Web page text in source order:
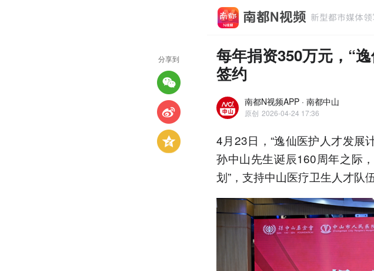
每年捐资350万元，“
签约
南都N视频APP · 南都中山
原创 2026-04-24 17:36
4月23日，“逸仙医护人才发展
孙中山先生诞辰160周年之际
划”，支持中山医疗卫生人才队伍
分享到